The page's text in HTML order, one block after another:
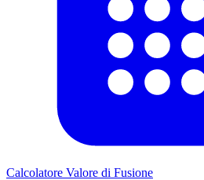
Calcolatore Valore di Fusione